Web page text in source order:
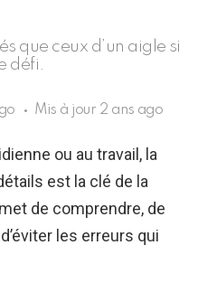
que ceux d’un aigle si
défi.
Mis à jour 2 ans ago
ou au travail, la
est la clé de la
de comprendre, de
les erreurs qui